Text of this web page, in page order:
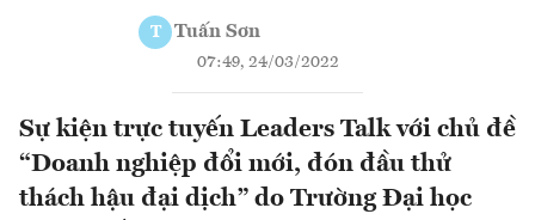
T Tuấn Sơn
07:49, 24/03/2022
Sự kiện trực tuyến Leaders Talk với chủ đề
“Doanh nghiệp đổi mới, đón đầu thử
thách hậu đại dịch” do Trường Đại học